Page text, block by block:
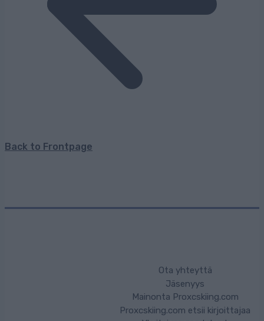
Back to Frontpage
Ota yhteyttä
Jäsenyys
Mainonta Proxcskiing.com
Proxcskiing.com etsii kirjoittajaa